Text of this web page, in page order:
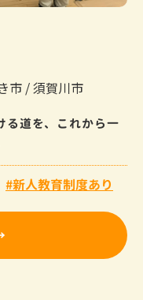
市 須賀川市
る道を、これから一
新人教育制度あり